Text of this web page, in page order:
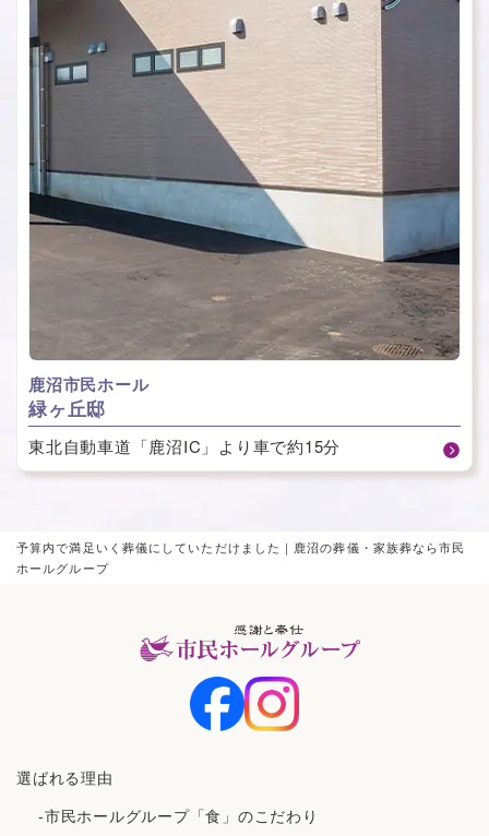
予算内で満足いく葬儀にしていただけました｜鹿沼の葬儀・家族葬なら市民
ホールグループ
⿅沼市⺠ホール
緑ヶ丘邸
東北自動車道「鹿沼IC」より車で約15分
選ばれる理由
-市民ホールグループ「食」のこだわり